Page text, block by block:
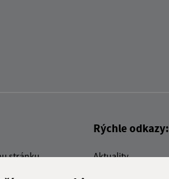
stránku
Rýchle odkazy:
Aktuality